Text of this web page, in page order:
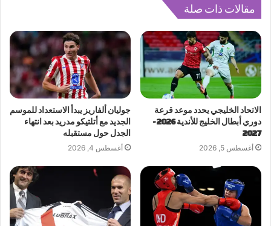
مقالات ذات صلة
الاتحاد الخليجي يحدد موعد قرعة
دوري أبطال الخليج للأندية 2026-
2027
أغسطس 5, 2026
جوليان ألفاريز يبدأ الاستعداد للموسم
الجديد مع أتلتيكو مدريد بعد انتهاء
الجدل حول مستقبله
أغسطس 4, 2026